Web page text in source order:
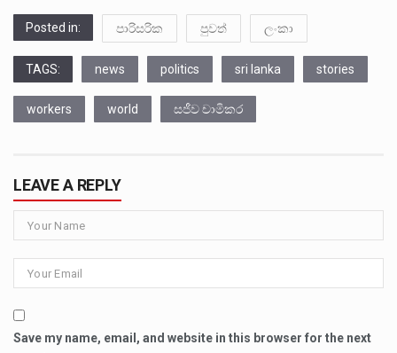
Posted in: පාරිසරික පුවත් ලංකා
TAGS: news politics sri lanka stories
workers world සජීව චාමිකර
LEAVE A REPLY
Save my name, email, and website in this browser for the next